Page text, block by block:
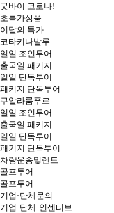
굿바이 코로나!
초특가상품
이달의 특가
코타키나발루
일일 조인투어
출국일 패키지
일일 단독투어
패키지 단독투어
쿠알라룸푸르
일일 조인투어
출국일 패키지
일일 단독투어
패키지 단독투어
차량운송및렌트
골프투어
골프투어
기업·단체문의
기업·단체·인센티브